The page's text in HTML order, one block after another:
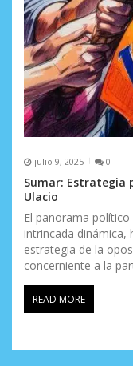
julio 9, 2025 0
Sumar: Estrategia
Ulacio
El panorama
intrincada dinámica,
estrategia de la
concerniente a la
READ MORE